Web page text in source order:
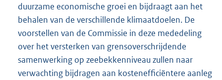
duurzame economische groei en bijdraagt aan het
behalen van de verschillende klimaatdoelen. De
voorstellen van de Commissie in deze mededeling
over het versterken van grensoverschrijdende
samenwerking op zeebekkenniveau zullen naar
verwachting bijdragen aan kostenefficiëntere aanleg